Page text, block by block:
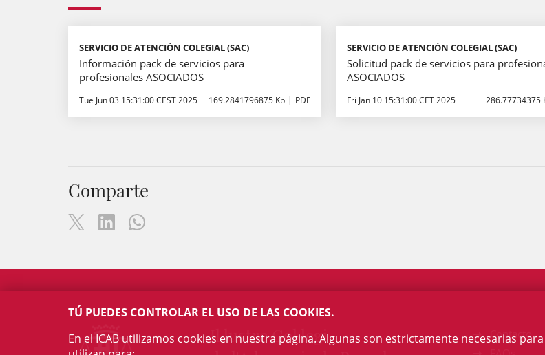
SERVICIO DE ATENCIÓN COLEGIAL (SAC)
Información pack de servicios para
profesionales ASOCIADOS
Tue Jun 03 15:31:00 CEST 2025 169.2841796875 Kb PDF
SERVICIO DE ATENCIÓN COLEGIAL (SAC)
Solicitud pack de servicios para
ASOCIADOS
Fri Jan 10 15:31:00 CET 2025 286.77734375
Comparte
Il·lustre Col·legi
Contacto
TÚ PUEDES CONTROLAR EL USO DE LAS COOKIES.
En el ICAB utilizamos cookies en nuestra página. Algunas son estrictamente necesarias